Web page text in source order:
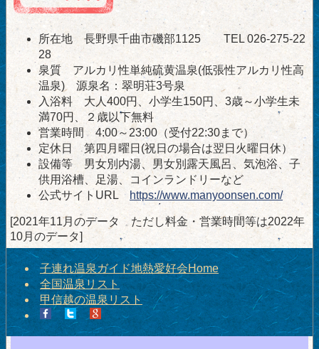
所在地 長野県千曲市磯部1125 TEL 026-275-22
28
泉質 アルカリ性単純硫黄温泉(低張性アルカリ性高
温泉) 源泉名：翠明荘3号泉
入浴料 大人400円、小学生150円、3歳～小学生未
満70円、２歳以下無料
営業時間 4:00～23:00（受付22:30まで）
定休日 第四月曜日(祝日の場合は翌日火曜日休）
設備等 男女別内湯、男女別露天風呂、気泡浴、子
供用浴槽、足湯、コインランドリーなど
公式サイトURL https://www.manyoonsen.com/
[2021年11月のデータ ただし料金・営業時間等は2022年
10月のデータ]
子連れ温泉ガイド地熱愛好会Home
全国温泉リスト
甲信越の温泉リスト